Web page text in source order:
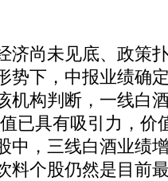
尚未见底、政策
势下，中报业绩确
机构判断，一线白
已具有吸引力，价
中，三线白酒业绩
料个股仍然是目前